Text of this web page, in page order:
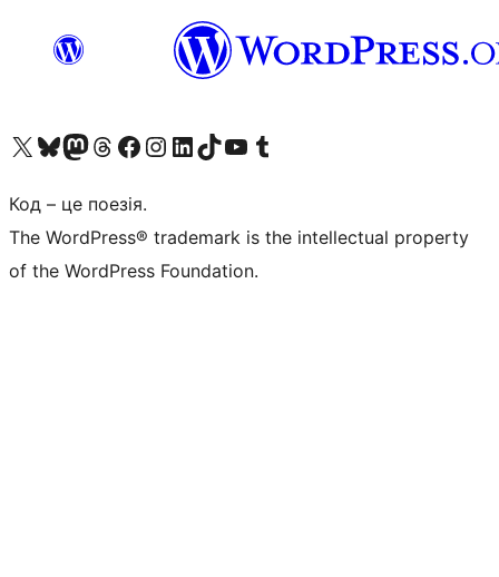
Visit our X (formerly Twitter) account
Visit our Bluesky account
Завітайте до нашої стрічки в Mastodon
Visit our Threads account
Завітайте на нашу сторінку в Facebook
Visit our Instagram account
Visit our LinkedIn account
Visit our TikTok account
Visit our YouTube channel
Visit our Tumblr account
Код – це поезія.
The WordPress® trademark is the intellectual property
of the WordPress Foundation.